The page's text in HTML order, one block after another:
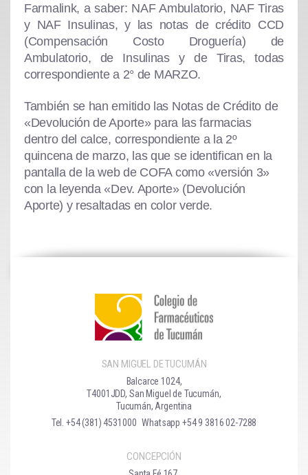
Farmalink, a saber: NAF Ambulatorio, NAF Tiras
y NAF Insulinas, y las notas de crédito CCD
(Compensación Costo Droguería) de
Ambulatorio, de Insulinas y de Tiras, todas
correspondiente a 2° de MARZO.
También se han emitido las Notas de Crédito de
«Devolución de Aporte»para las farmacias
dentro del calce, correspondiente a la 2º
quincena de marzo, las que se identifican en la
pantalla de la web de COFA como «versión 3»
con la leyenda «Dev. Aporte» (Devolución
Aporte) y resaltadas en color verde.
SAN MIGUEL DE TUCUMÁN
Balcarce 1024,
T4001JDD, San Miguel de Tucumán,
Tucumán, Argentina
Tel. +54 (381) 4531000 Whatsapp +54 9 3816 02-7288
CONCEPCIÓN